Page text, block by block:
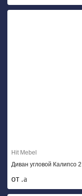
Hit Mebel
Диван угловой Калипсо 2
от .